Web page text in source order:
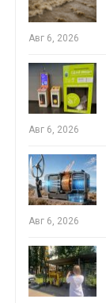
Авг 6, 2026
Авг 6, 2026
Авг 6, 2026